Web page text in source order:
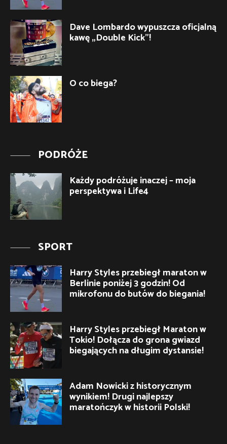
Dave Lombardo wypuszcza oficjalną
kawę „Double Kick”!
O co biega?
PODRÓŻE
Każdy podróżuje inaczej – moja
perspektywa i Life4
SPORT
Harry Styles przebiegł maraton w
Berlinie poniżej 3 godzin! Od
mikrofonu do butów do biegania!
Harry Styles przebiegł Maraton w
Tokio! Dołącza do grona gwiazd
biegających na długim dystansie!
Adam Nowicki z historycznym
wynikiem! Drugi najlepszy
maratończyk w historii Polski!